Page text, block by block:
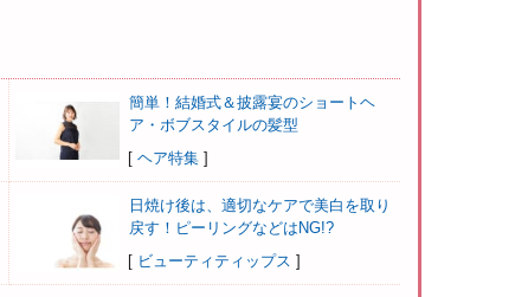
簡単！結婚式＆披露宴のショートヘ
ア・ボブスタイルの髪型
[ ヘア特集]
日焼け後は、適切なケアで美白を取り
戻す！ピーリングなどはNG!?
[ ビューティティップス ]